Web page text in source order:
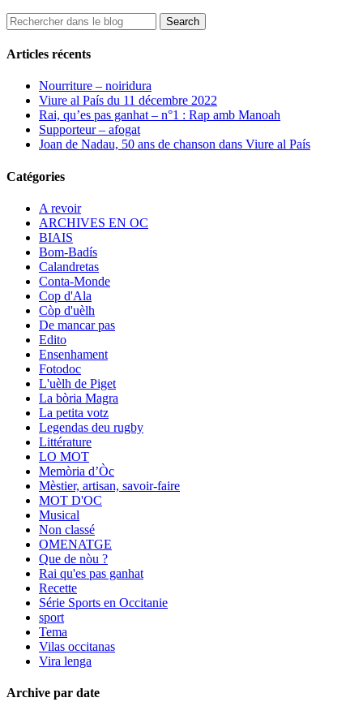
Articles récents
Nourriture – noiridura
Viure al País du 11 décembre 2022
Rai, qu’es pas ganhat – n°1 : Rap amb Manoah
Supporteur – afogat
Joan de Nadau, 50 ans de chanson dans Viure al País
Catégories
A revoir
ARCHIVES EN OC
BIAIS
Bom-Badís
Calandretas
Conta-Monde
Cop d'Ala
Còp d'uèlh
De mancar pas
Edito
Ensenhament
Fotodoc
L'uèlh de Piget
La bòria Magra
La petita votz
Legendas deu rugby
Littérature
LO MOT
Memòria d’Òc
Mèstier, artisan, savoir-faire
MOT D'OC
Musical
Non classé
OMENATGE
Que de nòu ?
Rai qu'es pas ganhat
Recette
Série Sports en Occitanie
sport
Tema
Vilas occitanas
Vira lenga
Archive par date